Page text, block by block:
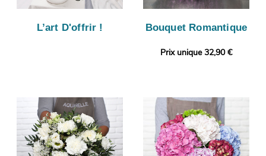
L’art D'offrir ! Bouquet Romantique
Prix unique 32,90 €